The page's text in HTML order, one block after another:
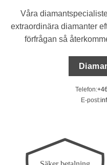
Våra
extraordinära diamanter
förfrågan så
Telefon:
E-post: